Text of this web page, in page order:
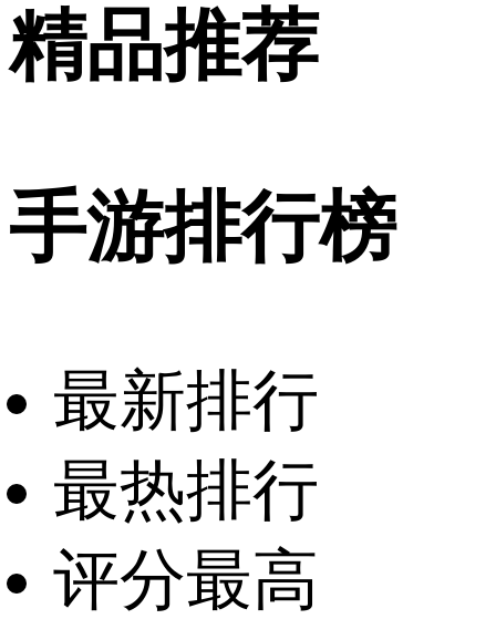
精品推荐
手游排行榜
最新排行
最热排行
评分最高